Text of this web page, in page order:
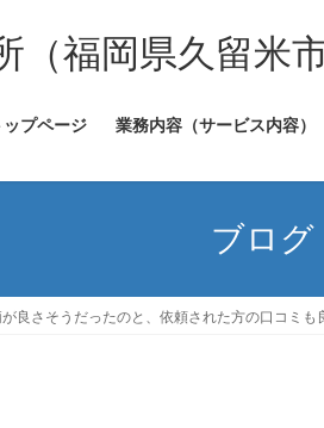
福岡県久留米市
ップページ 業務内容（サービス内容）
ブログ
良さそうだったのと、依頼された方の口コミも